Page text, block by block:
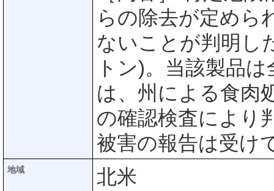
らの除去が定めら
ないことが判明し
トン)。当該製品
は、州による食肉
の確認検査により
被害の報告は受け
地域 北米